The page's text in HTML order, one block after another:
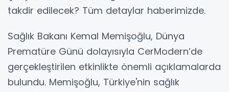
takdir edilecek? Tüm detaylar haberimizde.
Sağlık Bakanı Kemal Memişoğlu, Dünya
Prematüre Günü dolayısıyla CerModern’de
gerçekleştirilen etkinlikte önemli açıklamalarda
bulundu. Memişoğlu, Türkiye'nin sağlık